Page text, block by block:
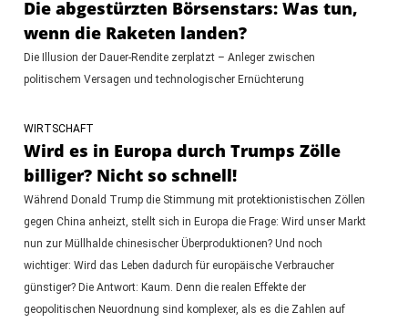
Die abgestürzten Börsenstars: Was tun,
wenn die Raketen landen?
Die Illusion der Dauer-Rendite zerplatzt – Anleger zwischen
politischem Versagen und technologischer Ernüchterung
WIRTSCHAFT
Wird es in Europa durch Trumps Zölle
billiger? Nicht so schnell!
Während Donald Trump die Stimmung mit protektionistischen Zöllen
gegen China anheizt, stellt sich in Europa die Frage: Wird unser Markt
nun zur Müllhalde chinesischer Überproduktionen? Und noch
wichtiger: Wird das Leben dadurch für europäische Verbraucher
günstiger? Die Antwort: Kaum. Denn die realen Effekte der
geopolitischen Neuordnung sind komplexer, als es die Zahlen auf